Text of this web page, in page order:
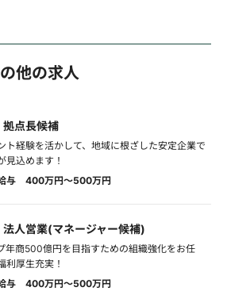
他の求人
拠点長候補
ト経験を活かして、地域に根ざした安定企業で
見込めます！
与 400万円～500万円
法人営業(マネージャー候補)
年商500億円を目指すための組織強化をお任
利厚生充実！
与 400万円～500万円